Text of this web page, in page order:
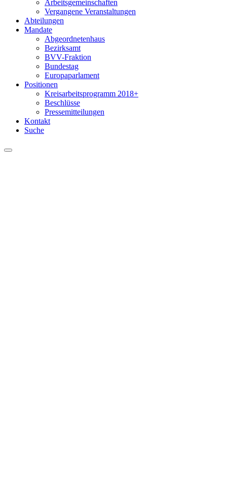
Arbeitsgemeinschaften
Vergangene Veranstaltungen
Abteilungen
Mandate
Abgeordnetenhaus
Bezirksamt
BVV-Fraktion
Bundestag
Europaparlament
Positionen
Kreisarbeitsprogramm 2018+
Beschlüsse
Pressemitteilungen
Kontakt
Suche
Menu